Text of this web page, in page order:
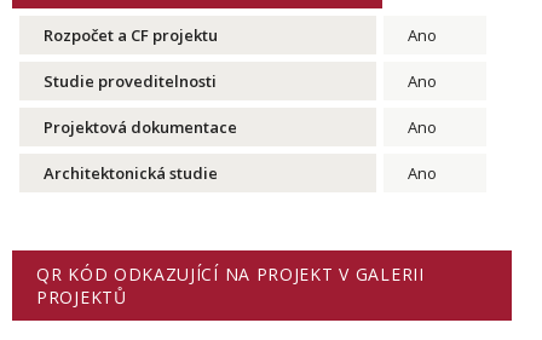
Rozpočet a CF projektu Ano
Studie proveditelnosti Ano
Projektová dokumentace Ano
Architektonická studie Ano
QR KÓD ODKAZUJÍCÍ NA PROJEKT V GALERII
PROJEKTŮ